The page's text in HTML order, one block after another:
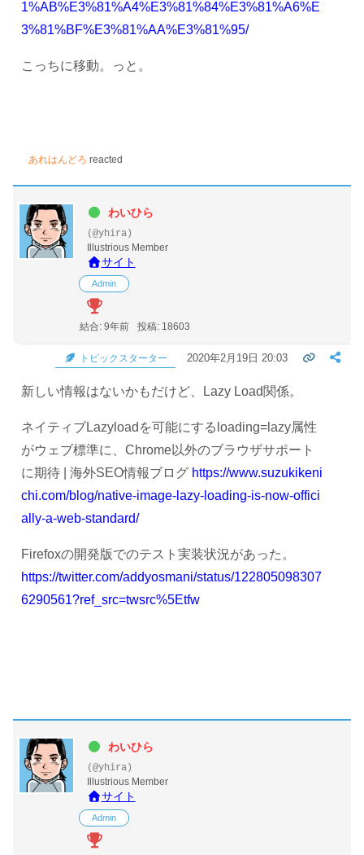
1%AB%E3%81%A4%E3%81%84%E3%81%A6%E
3%81%BF%E3%81%AA%E3%81%95/
こっちに移動。っと。
あれはんどろ reacted
わいひら
(@yhira)
Illustrious Member
サイト
Admin
結合: 9年前 投稿: 18603
トピックスターター 2020年2月19日 20:03
新しい情報はないかもだけど、Lazy Load関係。
ネイティブLazyloadを可能にするloading=lazy属性
がウェブ標準に、Chrome以外のブラウザサポート
に期待 | 海外SEO情報ブログ https://www.suzukikeni
chi.com/blog/native-image-lazy-loading-is-now-offici
ally-a-web-standard/
Firefoxの開発版でのテスト実装状況があった。
https://twitter.com/addyosmani/status/122805098307
6290561?ref_src=twsrc%5Etfw
わいひら
(@yhira)
Illustrious Member
サイト
Admin